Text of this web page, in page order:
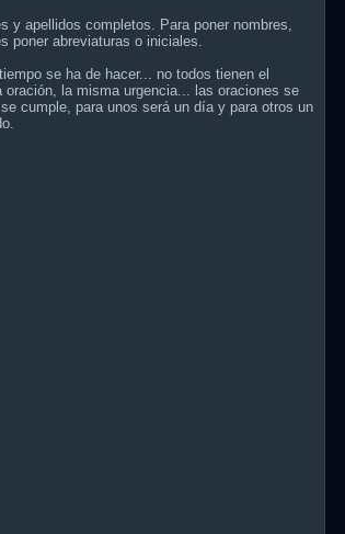
y apellidos completos. Para poner nombres,
poner abreviaturas o iniciales.
se ha de hacer... no todos tienen el
la misma urgencia... las oraciones se
cumple, para unos será un día y para otros un